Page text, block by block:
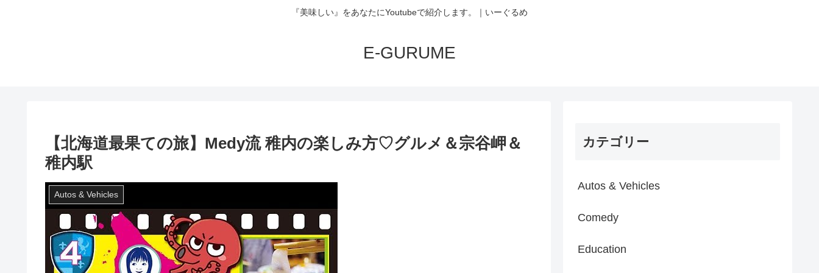
『美味しい』をあなたにYoutubeで紹介します。｜いーぐるめ
E-GURUME
【北海道最果ての旅】Medy流 稚内の楽しみ方♡グルメ＆宗谷岬＆
稚内駅
Autos & Vehicles
カテゴリー
Autos & Vehicles
Comedy
Education